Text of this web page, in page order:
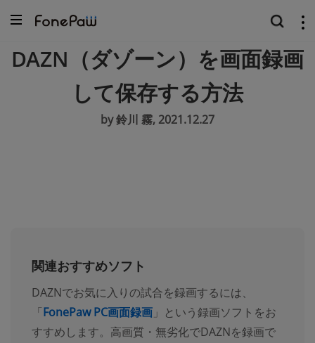
DAZN（ダゾーン）を画面録画
して保存する方法
by 鈴川 霧, 2021.12.27
関連おすすめソフト
DAZNでお気に入りの試合を録画するには、
「FonePaw PC画面録画 」という録画ソフトをお
すすめします。高画質・無劣化でDAZNを録画で